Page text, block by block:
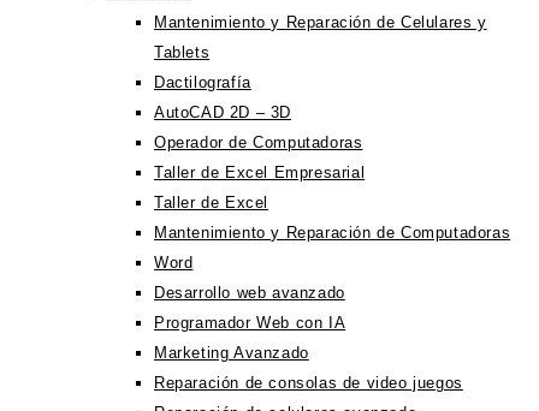
Mantenimiento y Reparación de Celulares y
Tablets
Dactilografía
AutoCAD 2D – 3D
Operador de Computadoras
Taller de Excel Empresarial
Taller de Excel
Mantenimiento y Reparación de Computadoras
Word
Desarrollo web avanzado
Programador Web con IA
Marketing Avanzado
Reparación de consolas de video juegos